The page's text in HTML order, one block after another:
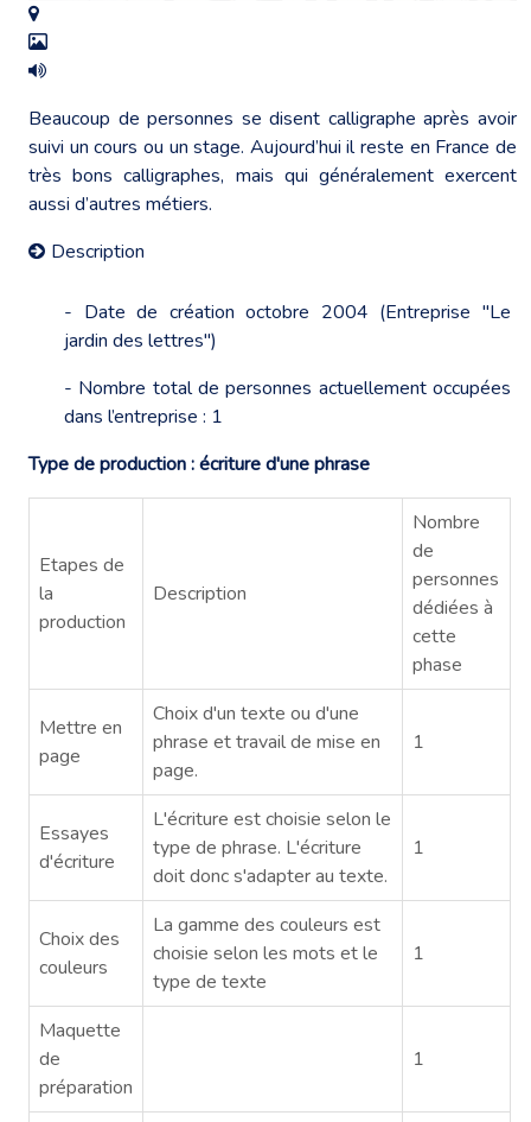
Beaucoup de personnes se disent calligraphe après avoir
suivi un cours ou un stage. Aujourd’hui il reste en France de
très bons calligraphes, mais qui généralement exercent
aussi d’autres métiers.
Description
- Date de création octobre 2004 (Entreprise "Le
jardin des lettres")
- Nombre total de personnes actuellement occupées
dans l’entreprise : 1
Type de production : écriture d'une phrase
Etapes de
la
production
Description
Nombre
de
personnes
dédiées à
cette
phase
Mettre en
page
Choix d'un texte ou d'une
phrase et travail de mise en
page.
1
Essayes
d'écriture
L'écriture est choisie selon le
type de phrase. L'écriture
doit donc s'adapter au texte.
1
Choix des
couleurs
La gamme des couleurs est
choisie selon les mots et le
type de texte
1
Maquette
de
préparation
1